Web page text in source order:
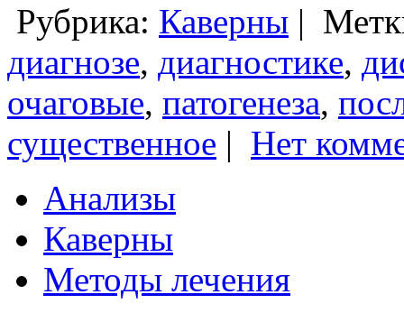
Рубрика: Каверны |
диагнозе, диагностике,
очаговые, патогенеза,
существенное | Нет
Анализы
Каверны
Методы лечения